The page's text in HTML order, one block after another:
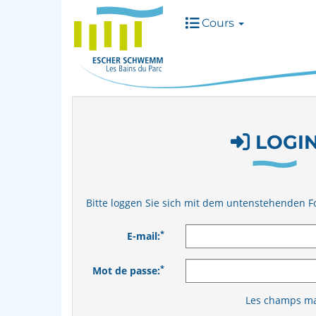
Cours
Bitte loggen Sie sich mit dem untenstehenden
E-mail:*
Mot de passe:*
Les champs